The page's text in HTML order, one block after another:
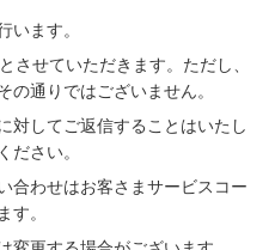
います。
させていただきます。ただし、
の通りではございません。
対してご返信することはいたし
ださい。
合わせはお客さまサービスコー
す。